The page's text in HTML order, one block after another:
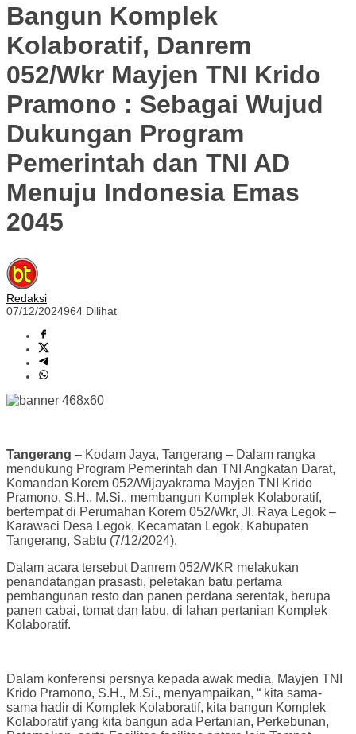
Bangun Komplek
Kolaboratif, Danrem
052/Wkr Mayjen TNI Krido
Pramono : Sebagai Wujud
Dukungan Program
Pemerintah dan TNI AD
Menuju Indonesia Emas
2045
Redaksi
07/12/2024964 Dilihat
Tangerang – Kodam Jaya, Tangerang – Dalam rangka
mendukung Program Pemerintah dan TNI Angkatan Darat,
Komandan Korem 052/Wijayakrama Mayjen TNI Krido
Pramono, S.H., M.Si., membangun Komplek Kolaboratif,
bertempat di Perumahan Korem 052/Wkr, Jl. Raya Legok –
Karawaci Desa Legok, Kecamatan Legok, Kabupaten
Tangerang, Sabtu (7/12/2024).
Dalam acara tersebut Danrem 052/WKR melakukan
penandatangan prasasti, peletakan batu pertama
pembangunan resto dan panen perdana serentak, berupa
panen cabai, tomat dan labu, di lahan pertanian Komplek
Kolaboratif.
Dalam konferensi persnya kepada awak media, Mayjen TNI
Krido Pramono, S.H., M.Si., menyampaikan, “ kita sama-
sama hadir di Komplek Kolaboratif, kita bangun Komplek
Kolaboratif yang kita bangun ada Pertanian, Perkebunan,